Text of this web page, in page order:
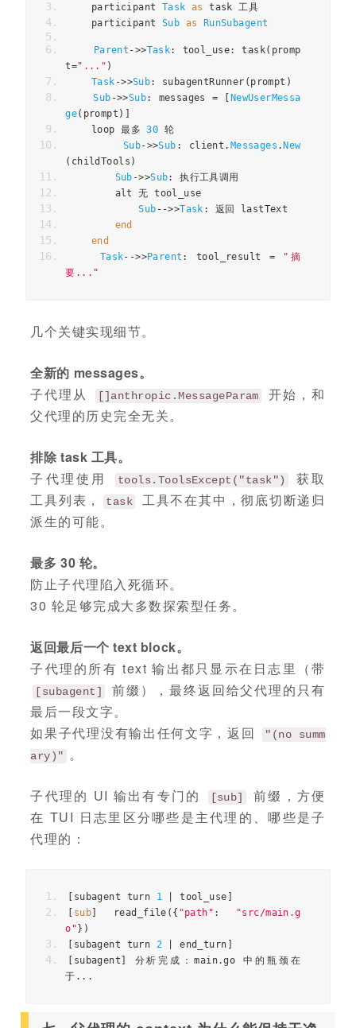
    participant
Task as task 工具
    participant
Sub as RunSubagent
Parent ->>Task: tool_use: task( promp
t="..." )
Task ->>Sub: subagentRunner ( prompt )
Sub ->>Sub: messages = [NewUserMessa
ge( prompt )]
    loop
最多 30 轮
Sub->>Sub : client . Messages .New
( childTools )
Sub ->>Sub:
执行工具调用
        alt
无 tool_use
Sub -->>Task : 返回
lastText
end
end
Task-->>Parent : tool_result =
"摘
要..."
几个关键实现细节。
全新的 messages。
子代理从
[]anthropic.MessageParam
开始，和
父代理的历史完全无关。
排除 task 工具。
子代理使用
tools.ToolsExcept("task")
获取
工具列表，
task
工具不在其中，彻底切断递归
派生的可能。
最多 30 轮。
防止子代理陷入死循环。
30 轮足够完成大多数探索型任务。
返回最后一个 text block。
子代理的所有 text 输出都只显示在日志里（带
[subagent]
前缀），最终返回给父代理的只有
最后一段文字。
如果子代理没有输出任何文字，返回
"(no summ
ary)" 。
子代理的 UI 输出有专门的 [sub]
前缀，方便
在 TUI 日志里区分哪些是主代理的、哪些是子
代理的：
[ subagent turn 1 tool_use ]
[ sub] read_file ({ "path" :
"src/main.g
o"})
[ subagent turn 2 end_turn ]
[ subagent ] 分析完成：main.go 中的瓶颈在
于...